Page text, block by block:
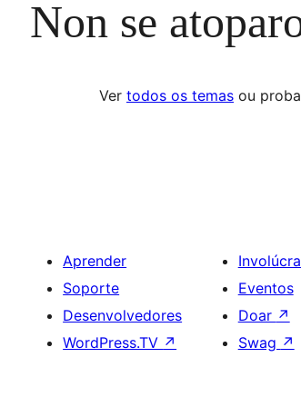
Non se
Ver todos os temas ou
Aprender
Soporte
Desenvolvedores
WordPress.TV ↗
Eventos
Doar ↗
Swag ↗